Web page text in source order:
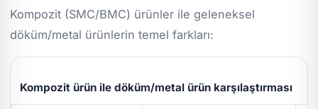
Kompozit (SMC/BMC) ürünler ile geleneksel
döküm/metal ürünlerin temel farkları:
Kompozit ürün ile döküm/metal ürün karşılaştırması